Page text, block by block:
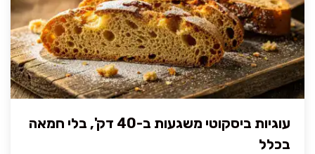
עוגיות ביסקוטי משגעות ב-40 דק', בלי חמאה
בכלל